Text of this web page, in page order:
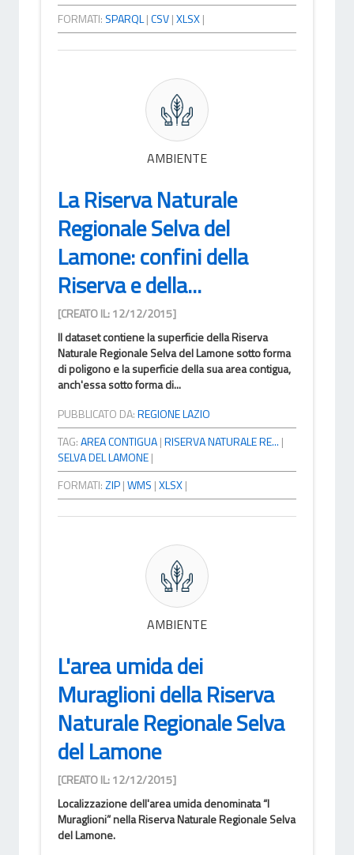
FORMATI: SPARQL|CSV|XLSX|
AMBIENTE
La Riserva Naturale
Regionale Selva del
Lamone: confini della
Riserva e della...
[CREATO IL: 12/12/2015]
Il dataset contiene la superficie della Riserva
Naturale Regionale Selva del Lamone sotto forma
di poligono e la superficie della sua area contigua,
anch'essa sotto forma di...
PUBBLICATO DA:REGIONE LAZIO
TAG:AREA CONTIGUA|RISERVA NATURALE RE... |
SELVA DEL LAMONE|
FORMATI:ZIP|WMS |XLSX|
AMBIENTE
L'area umida dei
Muraglioni della Riserva
Naturale Regionale Selva
del Lamone
[CREATO IL: 12/12/2015]
Localizzazione dell'area umida denominata “I
Muraglioni” nella Riserva Naturale Regionale Selva
del Lamone.